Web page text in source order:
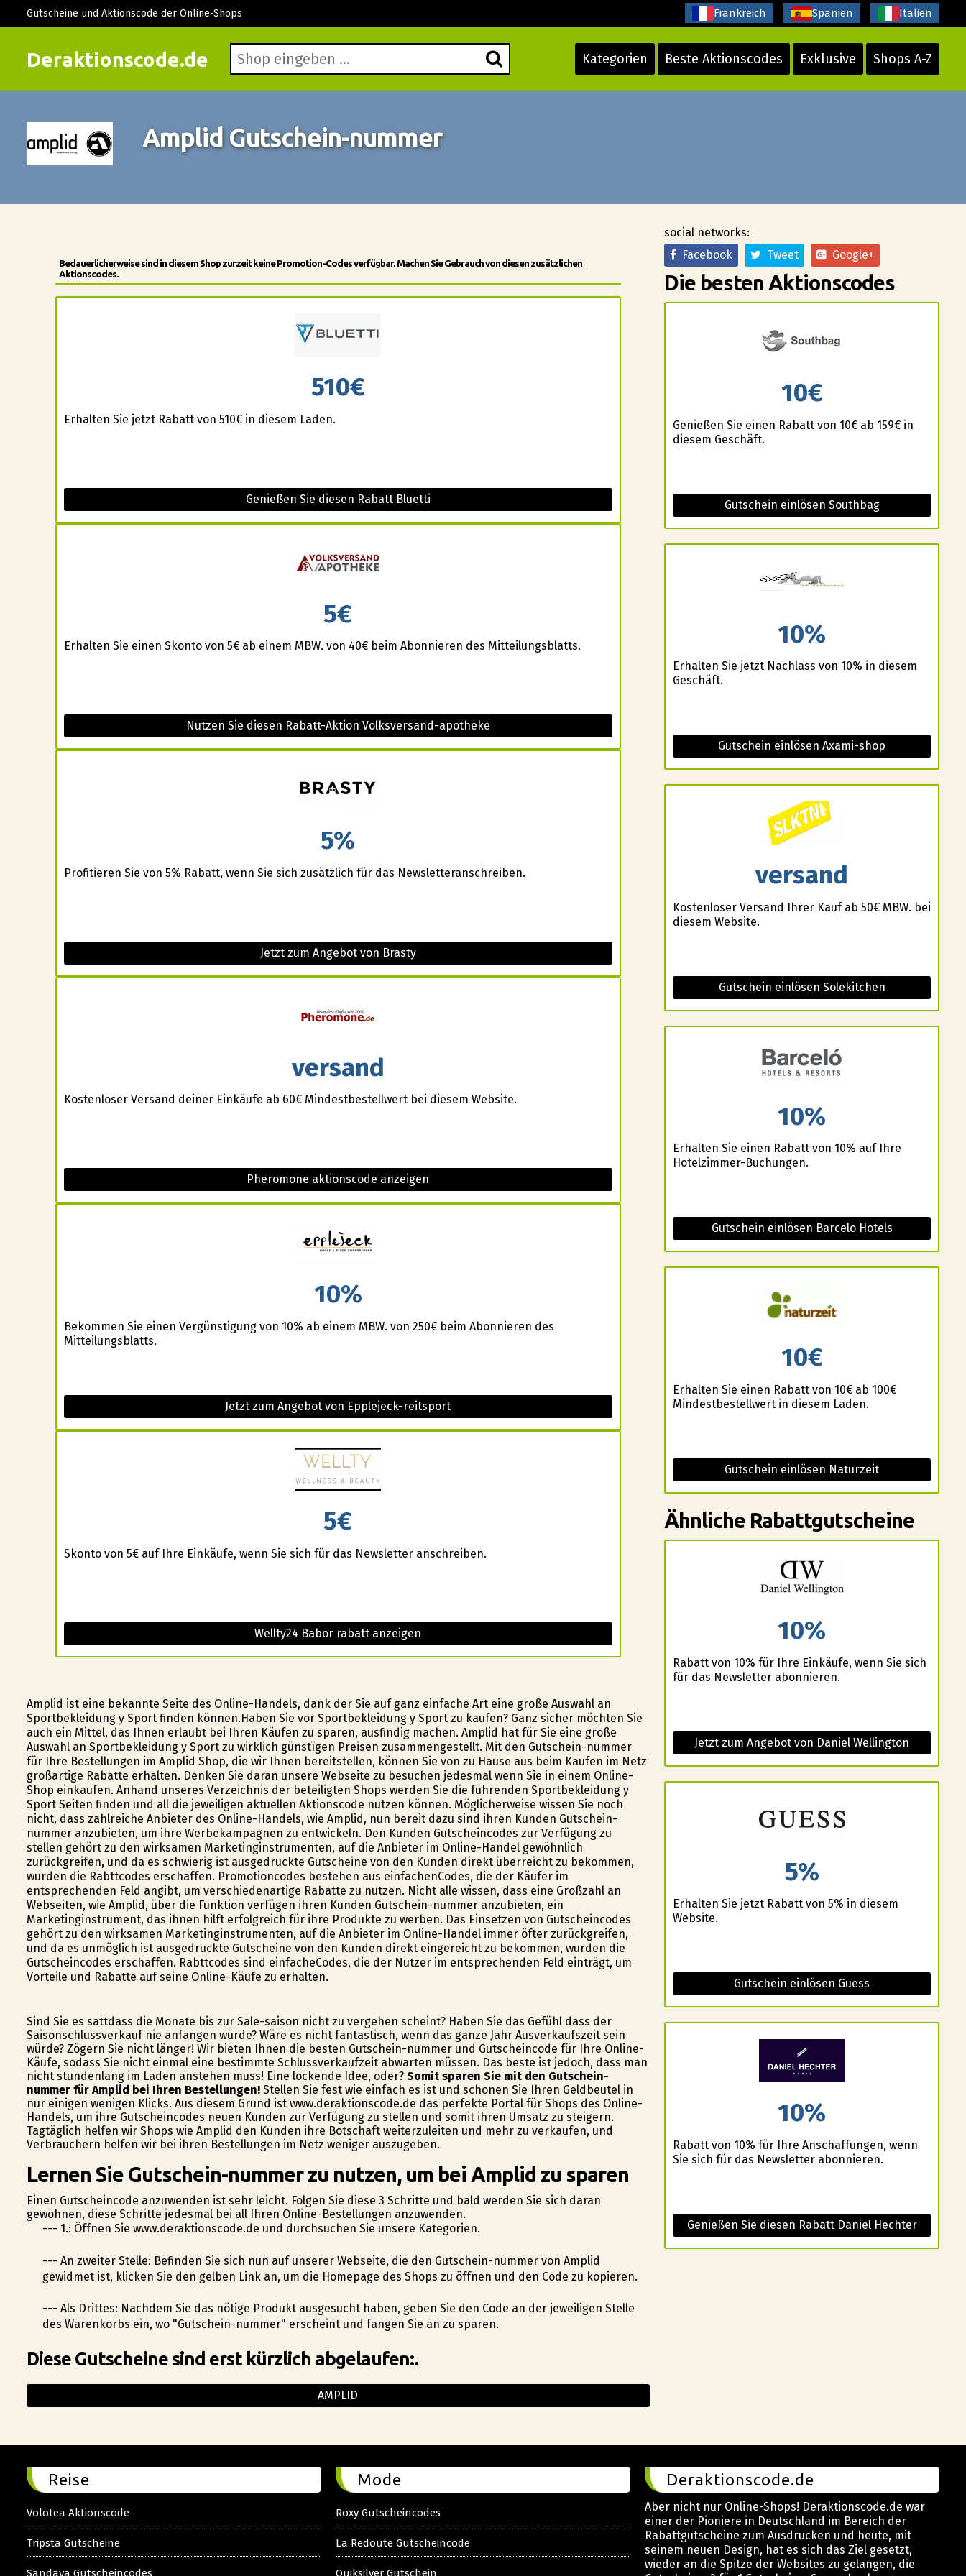
Deraktionscode.de Kategorien Beste Aktionscodes Exklusive Shops A-Z
Gutscheine und Aktionscode der Online-Shops Frankreich Spanien Italien
Amplid Gutschein-nummer
Bedauerlicherweise sind in diesem Shop zurzeit keine Promotion-Codes verfügbar. Machen Sie Gebrauch von diesen zusätzlichen
Aktionscodes.
510€
Erhalten Sie jetzt Rabatt von 510€ in diesem Laden.
Genießen Sie diesen Rabatt Bluetti
5€
Erhalten Sie einen Skonto von 5€ ab einem MBW. von 40€ beim Abonnieren des Mitteilungsblatts.
Nutzen Sie diesen Rabatt-Aktion Volksversand-apotheke
5%
Profitieren Sie von 5% Rabatt, wenn Sie sich zusätzlich für das Newsletteranschreiben.
Jetzt zum Angebot von Brasty
versand
Kostenloser Versand deiner Einkäufe ab 60€ Mindestbestellwert bei diesem Website.
Pheromone aktionscode anzeigen
10%
Bekommen Sie einen Vergünstigung von 10% ab einem MBW. von 250€ beim Abonnieren des
Mitteilungsblatts.
Jetzt zum Angebot von Epplejeck-reitsport
5€
Skonto von 5€ auf Ihre Einkäufe, wenn Sie sich für das Newsletter anschreiben.
Wellty24 Babor rabatt anzeigen
Amplid ist eine bekannte Seite des Online-Handels, dank der Sie auf ganz einfache Art eine große Auswahl an
Sportbekleidung y Sport finden können.Haben Sie vor Sportbekleidung y Sport zu kaufen? Ganz sicher möchten Sie
auch ein Mittel, das Ihnen erlaubt bei Ihren Käufen zu sparen, ausfindig machen. Amplid hat für Sie eine große
Auswahl an Sportbekleidung y Sport zu wirklich günstïgen Preisen zusammengestellt. Mit den Gutschein-nummer
für Ihre Bestellungen im Amplid Shop, die wir Ihnen bereitstellen, können Sie von zu Hause aus beim Kaufen im Netz
großartige Rabatte erhalten. Denken Sie daran unsere Webseite zu besuchen jedesmal wenn Sie in einem Online-
Shop einkaufen. Anhand unseres Verzeichnis der beteiligten Shops werden Sie die führenden Sportbekleidung y
Sport Seiten finden und all die jeweiligen aktuellen Aktionscode nutzen können. Möglicherweise wissen Sie noch
nicht, dass zahlreiche Anbieter des Online-Handels, wie Amplid, nun bereit dazu sind ihren Kunden Gutschein-
nummer anzubieten, um ihre Werbekampagnen zu entwickeln. Den Kunden Gutscheincodes zur Verfügung zu
stellen gehört zu den wirksamen Marketinginstrumenten, auf die Anbieter im Online-Handel gewöhnlich
zurückgreifen, und da es schwierig ist ausgedruckte Gutscheine von den Kunden direkt überreicht zu bekommen,
wurden die Rabttcodes erschaffen. Promotioncodes bestehen aus einfachenCodes, die der Käufer im
entsprechenden Feld angibt, um verschiedenartige Rabatte zu nutzen. Nicht alle wissen, dass eine Großzahl an
Webseiten, wie Amplid, über die Funktion verfügen ihren Kunden Gutschein-nummer anzubieten, ein
Marketinginstrument, das ihnen hilft erfolgreich für ihre Produkte zu werben. Das Einsetzen von Gutscheincodes
gehört zu den wirksamen Marketinginstrumenten, auf die Anbieter im Online-Handel immer öfter zurückgreifen,
und da es unmöglich ist ausgedruckte Gutscheine von den Kunden direkt eingereicht zu bekommen, wurden die
Gutscheincodes erschaffen. Rabttcodes sind einfacheCodes, die der Nutzer im entsprechenden Feld einträgt, um
Vorteile und Rabatte auf seine Online-Käufe zu erhalten.
Sind Sie es sattdass die Monate bis zur Sale-saison nicht zu vergehen scheint? Haben Sie das Gefühl dass der
Saisonschlussverkauf nie anfangen würde? Wäre es nicht fantastisch, wenn das ganze Jahr Ausverkaufszeit sein
würde? Zögern Sie nicht länger! Wir bieten Ihnen die besten Gutschein-nummer und Gutscheincode für Ihre Online-
Käufe, sodass Sie nicht einmal eine bestimmte Schlussverkaufzeit abwarten müssen. Das beste ist jedoch, dass man
nicht stundenlang im Laden anstehen muss! Eine lockende Idee, oder? Somit sparen Sie mit den Gutschein-
nummer für Amplid bei Ihren Bestellungen!Stellen Sie fest wie einfach es ist und schonen Sie Ihren Geldbeutel in
nur einigen wenigen Klicks. Aus diesem Grund ist www.deraktionscode.de das perfekte Portal für Shops des Online-
Handels, um ihre Gutscheincodes neuen Kunden zur Verfügung zu stellen und somit ihren Umsatz zu steigern.
Tagtäglich helfen wir Shops wie Amplid den Kunden ihre Botschaft weiterzuleiten und mehr zu verkaufen, und
Verbrauchern helfen wir bei ihren Bestellungen im Netz weniger auszugeben.
Lernen Sie Gutschein-nummer zu nutzen, um bei Amplid zu sparen
Einen Gutscheincode anzuwenden ist sehr leicht. Folgen Sie diese 3 Schritte und bald werden Sie sich daran
gewöhnen, diese Schritte jedesmal bei all Ihren Online-Bestellungen anzuwenden.
--- 1.: Öffnen Sie www.deraktionscode.de und durchsuchen Sie unsere Kategorien.
--- An zweiter Stelle: Befinden Sie sich nun auf unserer Webseite, die den Gutschein-nummer von Amplid
gewidmet ist, klicken Sie den gelben Link an, um die Homepage des Shops zu öffnen und den Code zu kopieren.
--- Als Drittes: Nachdem Sie das nötige Produkt ausgesucht haben, geben Sie den Code an der jeweiligen Stelle
des Warenkorbs ein, wo "Gutschein-nummer" erscheint und fangen Sie an zu sparen.
Diese Gutscheine sind erst kürzlich abgelaufen:.
AMPLID
social networks:
Facebook
Tweet Google+
Die besten Aktionscodes
10€
Genießen Sie einen Rabatt von 10€ ab 159€ in
diesem Geschäft.
Gutschein einlösen Southbag
10%
Erhalten Sie jetzt Nachlass von 10% in diesem
Geschäft.
Gutschein einlösen Axami-shop
versand
Kostenloser Versand Ihrer Kauf ab 50€ MBW. bei
diesem Website.
Gutschein einlösen Solekitchen
10%
Erhalten Sie einen Rabatt von 10% auf Ihre
Hotelzimmer-Buchungen.
Gutschein einlösen Barcelo Hotels
10€
Erhalten Sie einen Rabatt von 10€ ab 100€
Mindestbestellwert in diesem Laden.
Gutschein einlösen Naturzeit
Ähnliche Rabattgutscheine
10%
Rabatt von 10% für Ihre Einkäufe, wenn Sie sich
für das Newsletter abonnieren.
Jetzt zum Angebot von Daniel Wellington
5%
Erhalten Sie jetzt Rabatt von 5% in diesem
Website.
Gutschein einlösen Guess
10%
Rabatt von 10% für Ihre Anschaffungen, wenn
Sie sich für das Newsletter abonnieren.
Genießen Sie diesen Rabatt Daniel Hechter
Reise
Volotea Aktionscode
Tripsta Gutscheine
Sandaya Gutscheincodes
Mode
Roxy Gutscheincodes
La Redoute Gutscheincode
Quiksilver Gutschein
Deraktionscode.de
Aber nicht nur Online-Shops! Deraktionscode.de war
einer der Pioniere in Deutschland im Bereich der
Rabattgutscheine zum Ausdrucken und heute, mit
seinem neuen Design, hat es sich das Ziel gesetzt,
wieder an die Spitze der Websites zu gelangen, die